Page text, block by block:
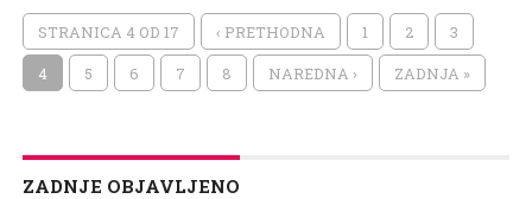
STRANICA 4 OD 17 ‹ PRETHODNA 1 2 3
4 5 6 7 8 NAREDNA › ZADNJA »
ZADNJE OBJAVLJENO